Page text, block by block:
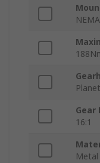
NEMA
Gear
16:1
Metal